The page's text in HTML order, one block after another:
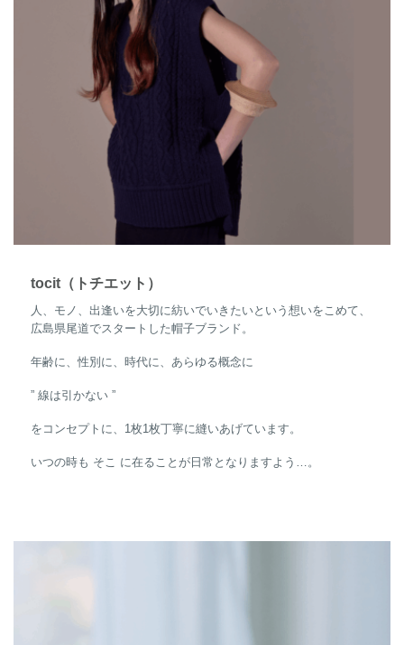
tocit（トチエット）
人、モノ、出逢いを大切に紡いでいきたいという想いをこめて、
広島県尾道でスタートした帽子ブランド。
年齢に、性別に、時代に、あらゆる概念に
” 線は引かない ”
をコンセプトに、1枚1枚丁寧に縫いあげています。
いつの時も そこ に在ることが日常となりますよう…。